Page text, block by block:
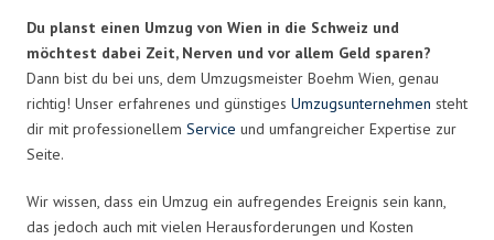
Du planst einen Umzug von Wien in die Schweiz und
möchtest dabei Zeit, Nerven und vor allem Geld sparen?
Dann bist du bei uns, dem Umzugsmeister Boehm Wien, genau
richtig! Unser erfahrenes und günstiges Umzugsunternehmen steht
dir mit professionellem Service und umfangreicher Expertise zur
Seite.
Wir wissen, dass ein Umzug ein aufregendes Ereignis sein kann,
das jedoch auch mit vielen Herausforderungen und Kosten